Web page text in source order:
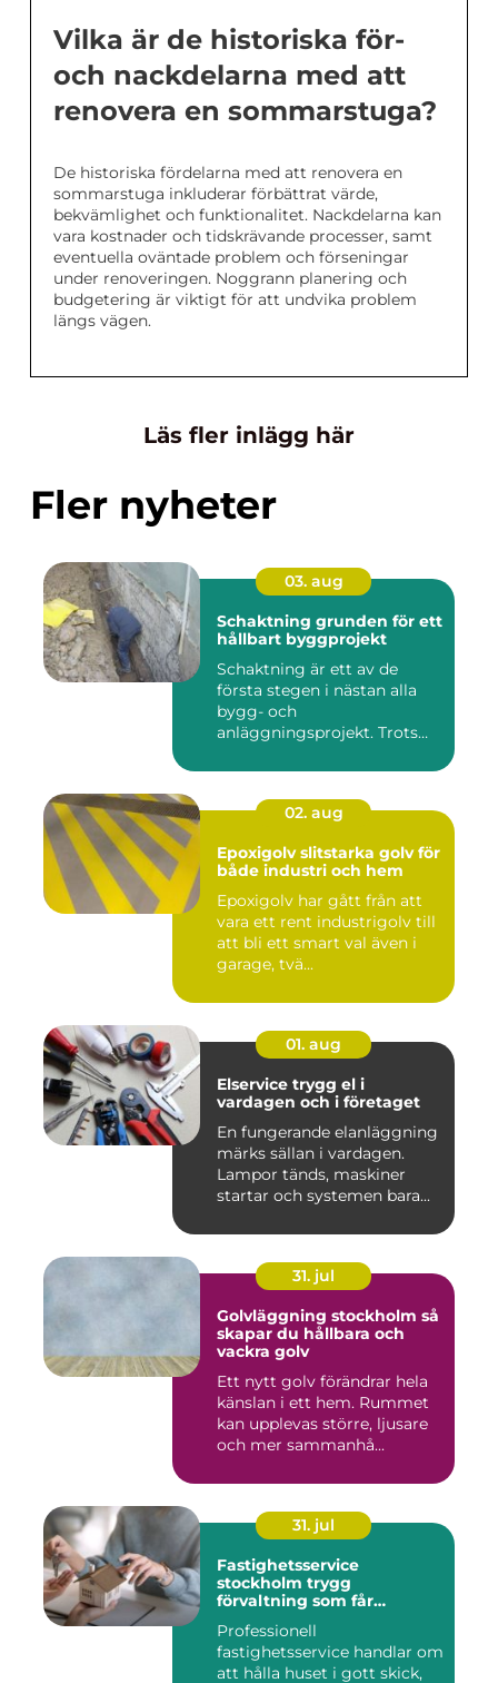
Vilka är de historiska för-
och nackdelarna med att
renovera en sommarstuga?
De historiska fördelarna med att renovera en
sommarstuga inkluderar förbättrat värde,
bekvämlighet och funktionalitet. Nackdelarna kan
vara kostnader och tidskrävande processer, samt
eventuella oväntade problem och förseningar
under renoveringen. Noggrann planering och
budgetering är viktigt för att undvika problem
längs vägen.
Läs fler inlägg här
Fler nyheter
03. aug
Schaktning grunden för ett
hållbart byggprojekt
Schaktning är ett av de
första stegen i nästan alla
bygg- och
anläggningsprojekt. Trots
02. aug
Epoxigolv slitstarka golv för
både industri och hem
Epoxigolv har gått från att
vara ett rent industrigolv till
att bli ett smart val även i
garage, tvä...
01. aug
Elservice trygg el i
vardagen och i företaget
En fungerande elanläggning
märks sällan i vardagen.
Lampor tänds, maskiner
startar och systemen bara...
31. jul
Golvläggning stockholm så
skapar du hållbara och
vackra golv
Ett nytt golv förändrar hela
känslan i ett hem. Rummet
kan upplevas större, ljusare
och mer sammanhå...
31. jul
Fastighetsservice
stockholm trygg
förvaltning som får
Professionell
fastighetsservice handlar om
att hålla huset i gott skick,